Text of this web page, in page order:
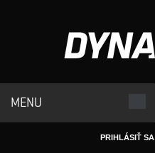
MENU
PRIHLÁSIŤ SA